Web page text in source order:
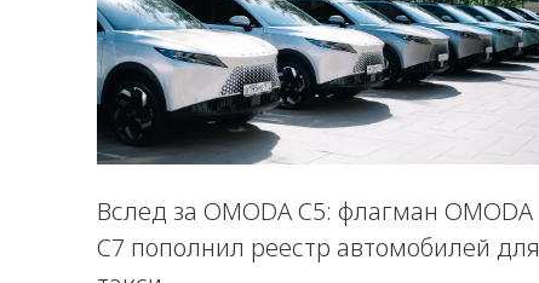
Вслед за OMODA C5: флагман OMODA
C7 пополнил реестр автомобилей для